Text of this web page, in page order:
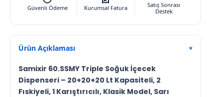
Güvenli Ödeme Kurumsal Fatura
Satış Sonrası
Destek
Ürün Açıklaması +
Samixir 60.SSMY Triple Soğuk İçecek
Dispenseri – 20+20+20 Lt Kapasiteli, 2
Fıskiyeli, 1 Karıştırıcılı, Klasik Model, Sarı